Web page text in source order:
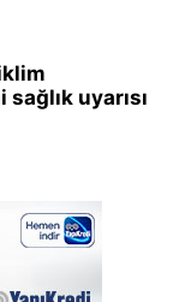
uyarısı